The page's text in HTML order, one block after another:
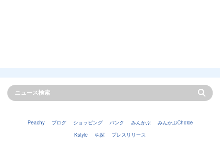
Peachy ブログ ショッピング バンク みんかぶ
みんかぶChoice
Kstyle
株探 プレスリリース